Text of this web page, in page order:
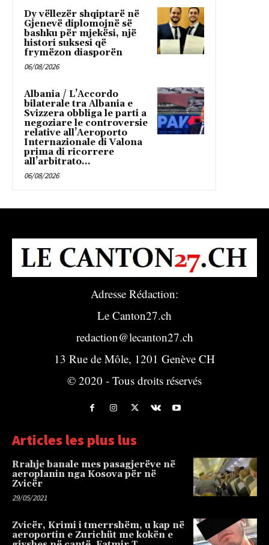
Dy vëllezër shqiptarë në
Gjenevë diplomojnë së
bashku për mjekësi, një
histori suksesi që
frymëzon diasporën
06/08/2026
Albania / L’Accordo
bilaterale tra Albania e
Svizzera obbliga le parti a
negoziare le controversie
relative all’Aeroporto
Internazionale di Valona
prima di ricorrere
all’arbitrato...
06/08/2026
Adresse Rédaction:
Le Canton27.ch
redaction@lecanton27.ch
13 Rue de Môle, 1201 Genève CH
© 2020 - Tous droits réservés
Articles les plus lus
Rrahje banale mes pasagjerëve në
aeroplanin nga Kosova për në
Zvicër
29/05/2021
Zvicër, Krimi i tmerrshëm, u kap në
aeroportin e Zurichüt me kokën e